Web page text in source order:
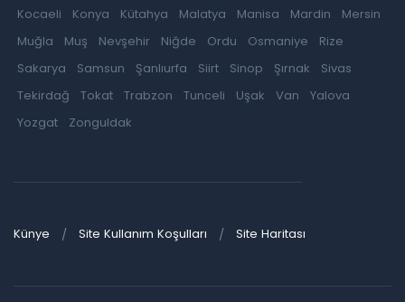
Kocaeli Konya Kütahya Malatya Manisa Mardin
Mersin
Muğla
Muş Nevşehir Niğde Ordu Osmaniye
Rize
Sakarya
Samsun Şanlıurfa Siirt Sinop Şırnak
Sivas
Tekirdağ
Tokat Trabzon Tunceli Uşak Van
Yalova
Yozgat
Zonguldak
Künye Site Kullanım Koşulları Site Haritası